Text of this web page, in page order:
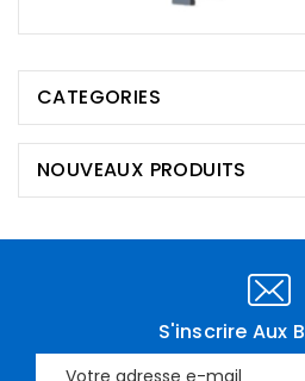
CATEGORIES
NOUVEAUX PRODUITS
S'inscrire Aux